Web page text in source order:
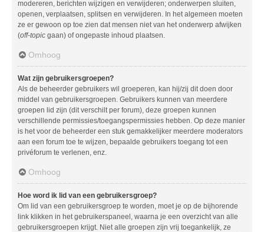
modereren, berichten wijzigen en verwijderen; onderwerpen sluiten,
openen, verplaatsen, splitsen en verwijderen. In het algemeen moeten
ze er gewoon op toe zien dat mensen niet van het onderwerp afwijken
(off-topic gaan) of ongepaste inhoud plaatsen.
Omhoog
Wat zijn gebruikersgroepen?
Als de beheerder gebruikers wil groeperen, kan hij/zij dit doen door
middel van gebruikersgroepen. Gebruikers kunnen van meerdere
groepen lid zijn (dit verschilt per forum), deze groepen kunnen
verschillende permissies/toegangspermissies hebben. Op deze manier
is het voor de beheerder een stuk gemakkelijker meerdere moderators
aan een forum toe te wijzen, bepaalde gebruikers toegang tot een
privéforum te verlenen, enz.
Omhoog
Hoe word ik lid van een gebruikersgroep?
Om lid van een gebruikersgroep te worden, moet je op de bijhorende
link klikken in het gebruikerspaneel, waarna je een overzicht van alle
gebruikersgroepen krijgt. Niet alle groepen zijn vrij toegankelijk, ze